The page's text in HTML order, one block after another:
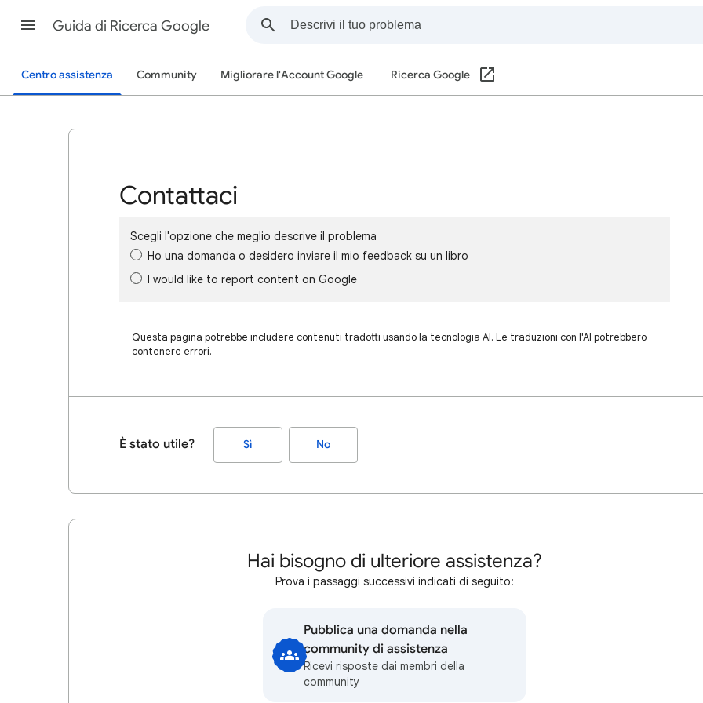
Guida di Ricerca Google
Centro assistenza Community Migliorare l'Account Google Ricerca Google
Contattaci
Scegli l'opzione che meglio descrive il problema
Ho una domanda o desidero inviare il mio feedback su un libro
I would like to report content on Google
Questa pagina potrebbe includere contenuti tradotti usando la tecnologia AI. Le traduzioni con l'AI potrebbero
contenere errori.
È stato utile? Sì No
Hai bisogno di ulteriore assistenza?
Prova i passaggi successivi indicati di seguito:
Pubblica una domanda nella
community di assistenza
Ricevi risposte dai membri della
community